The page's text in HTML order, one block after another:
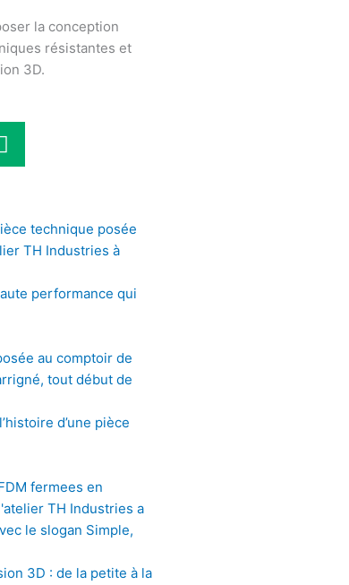
la conception
résistantes et
3D.
M
e
u
m
performance qui
d’une pièce
3D : de la petite à la